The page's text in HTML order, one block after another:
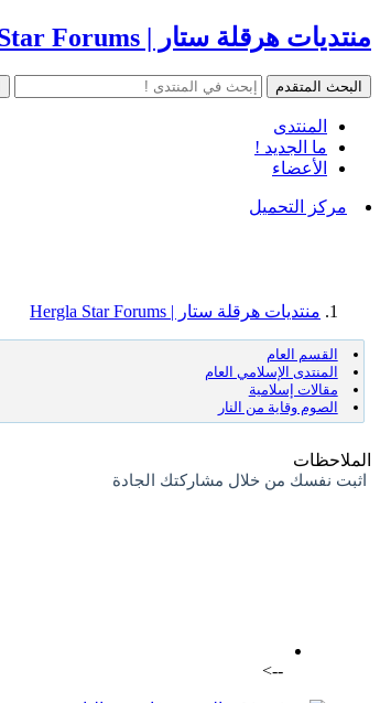
منتديات هرقلة ستار | Hergla Star Forums
المنتدى
ما الجديد !
الأعضاء
مركز التحميل
منتديات هرقلة ستار | Hergla Star Forums
القسم العام
المنتدى الإسلامي العام
مقالات إسلامية
الصوم وقاية من النار
الملاحظات
اثبت نفسك من خلال مشاركتك الجادة
-->